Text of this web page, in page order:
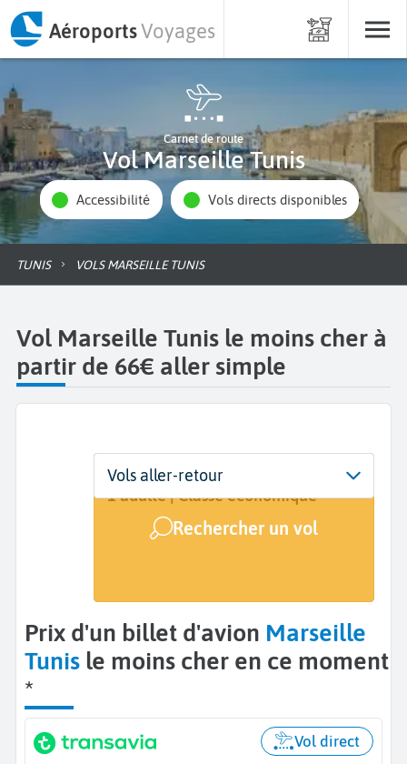
AéroportsVoyages
Carnet de route
Vol Marseille Tunis
Accessibilité Vols directs disponibles
TUNIS VOLS MARSEILLE TUNIS
Vol Marseille Tunis le moins cher à
partir de 66€ aller simple
Départ
Marseille (MRS)
Dates
30 sept. - 10 oct.
Voyageurs | Classe
1 adulte | Classe économique
Rechercher un vol
Vols aller-retour
Prix d'un billet d'avion Marseille
Tunis le moins cher en ce moment
*
Vol direct